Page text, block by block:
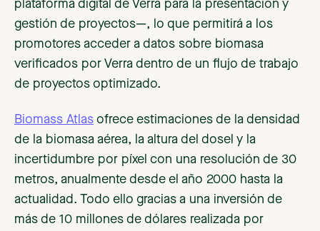
plataforma digital de Verra para la presentación y
gestión de proyectos—, lo que permitirá a los
promotores acceder a datos sobre biomasa
verificados por Verra dentro de un flujo de trabajo
de proyectos optimizado.
Biomass Atlas ofrece estimaciones de la densidad
de la biomasa aérea, la altura del dosel y la
incertidumbre por píxel con una resolución de 30
metros, anualmente desde el año 2000 hasta la
actualidad. Todo ello gracias a una inversión de
más de 10 millones de dólares realizada por